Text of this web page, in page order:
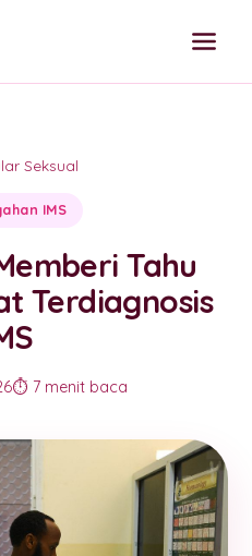
Seksual
IMS
Tahu
Terdiagnosis
⏱️ 7 menit baca